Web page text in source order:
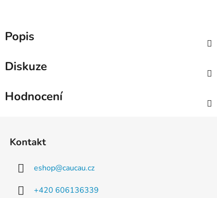
Popis
Diskuze
Hodnocení
Kontakt
eshop@caucau.cz
+420 606136339